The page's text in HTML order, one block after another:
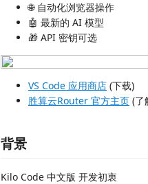
🌐 自动化浏览器操作
🤖 最新的 AI 模型
🎁 API 密钥可选
VS Code 应用商店 (下载)
胜算云Router 官方主页 (了
背景
Kilo Code 中文版 开发初衷